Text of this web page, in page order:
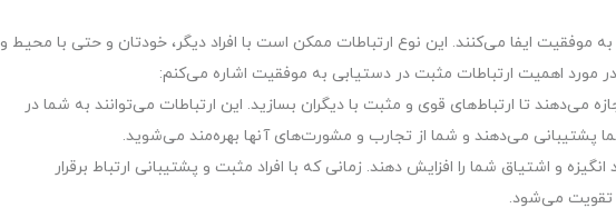
ایفا می‌کنند. این نوع ارتباطات ممکن است با افراد دیگر، خودتان و حتی با محیط و
مورد اهمیت ارتباطات مثبت در دستیابی به موفقیت اشاره می‌کنم:
می‌دهند تا ارتباط‌های قوی و مثبت با دیگران بسازید. این ارتباطات می‌توانند به شما در
شما پشتیبانی می‌دهند و شما از تجارب و مشورت‌های آنها بهره‌مند می‌شوید.
و اشتیاق شما را افزایش دهند. زمانی که با افراد مثبت و پشتیبانی ارتباط برقرار
تقویت می‌شود.